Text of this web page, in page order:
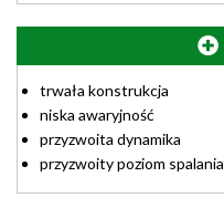
trwała konstrukcja
niska awaryjność
przyzwoita dynamika
przyzwoity poziom spalania